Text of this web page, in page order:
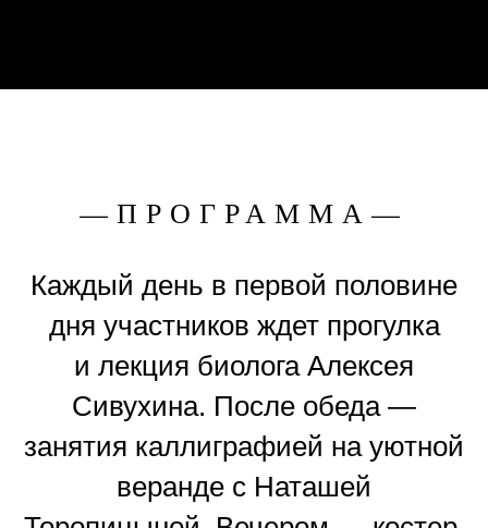
—ПРОГРАММА—
Каждый день в первой половине
дня участников ждет прогулка
и лекция биолога Алексея
Сивухина. После обеда —
занятия каллиграфией на уютной
веранде с Наташей